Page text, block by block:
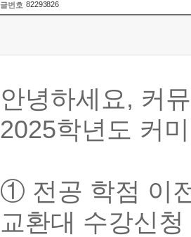
글번호 82293826
안녕하세요, 커
2025학년도 커
① 전공 학점 이
교환대 수강신청